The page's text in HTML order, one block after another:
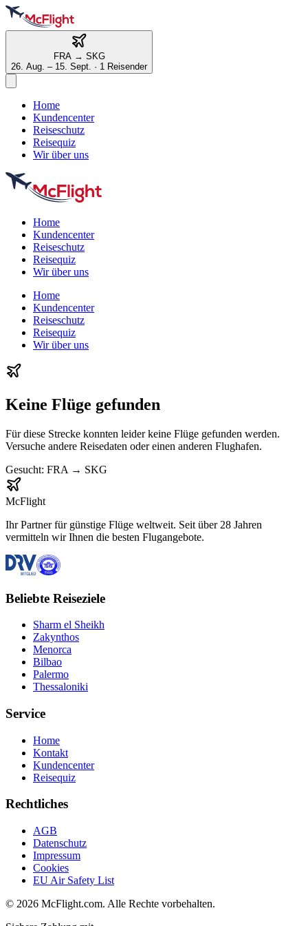
FRA→ SKG
26. Aug. – 15. Sept. · 1 Reisender
Home
Kundencenter
Reiseschutz
Reisequiz
Wir über uns
Home
Kundencenter
Reiseschutz
Reisequiz
Wir über uns
Home
Kundencenter
Reiseschutz
Reisequiz
Wir über uns
Keine Flüge gefunden
Für diese Strecke konnten leider keine Flüge gefunden werden.
Versuche andere Reisedaten oder einen anderen Flughafen.
Gesucht: FRA → SKG
McFlight
Ihr Partner für günstige Flüge weltweit. Seit über 28 Jahren
vermitteln wir Ihnen die besten Flugangebote.
Beliebte Reiseziele
Sharm el Sheikh
Zakynthos
Menorca
Bilbao
Palermo
Thessaloniki
Service
Home
Kontakt
Kundencenter
Reisequiz
Rechtliches
AGB
Datenschutz
Impressum
Cookies
EU Air Safety List
© 2026 McFlight.com. Alle Rechte vorbehalten.